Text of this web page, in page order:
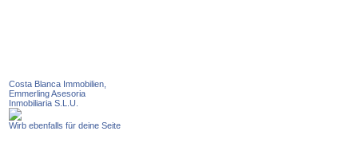
Costa Blanca Immobilien,
Emmerling Asesoria
Inmobiliaria S.L.U.
Wirb ebenfalls für deine Seite